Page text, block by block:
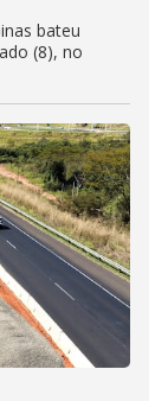
bateu
(8), no